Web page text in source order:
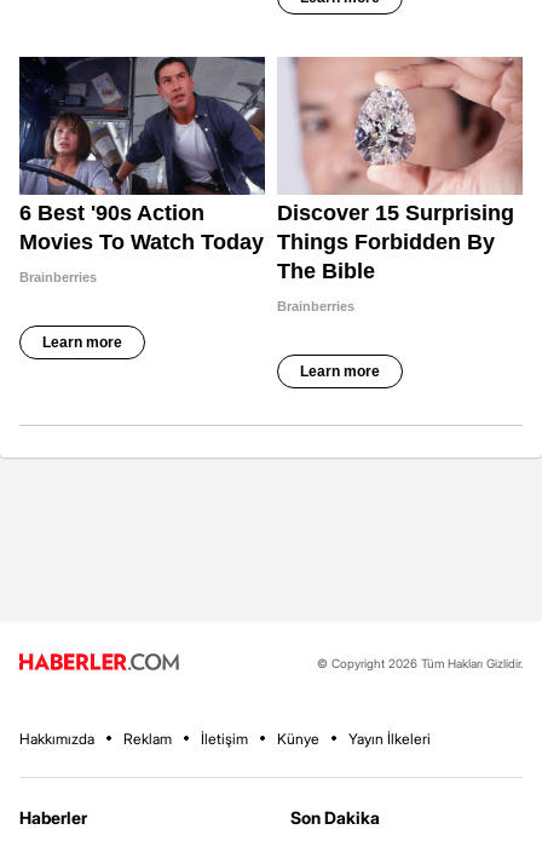
© Copyright 2026 Tüm Hakları Gizlidir.
Hakkımızda Reklam İletişim Künye Yayın İlkeleri
Haberler
Son Dakika